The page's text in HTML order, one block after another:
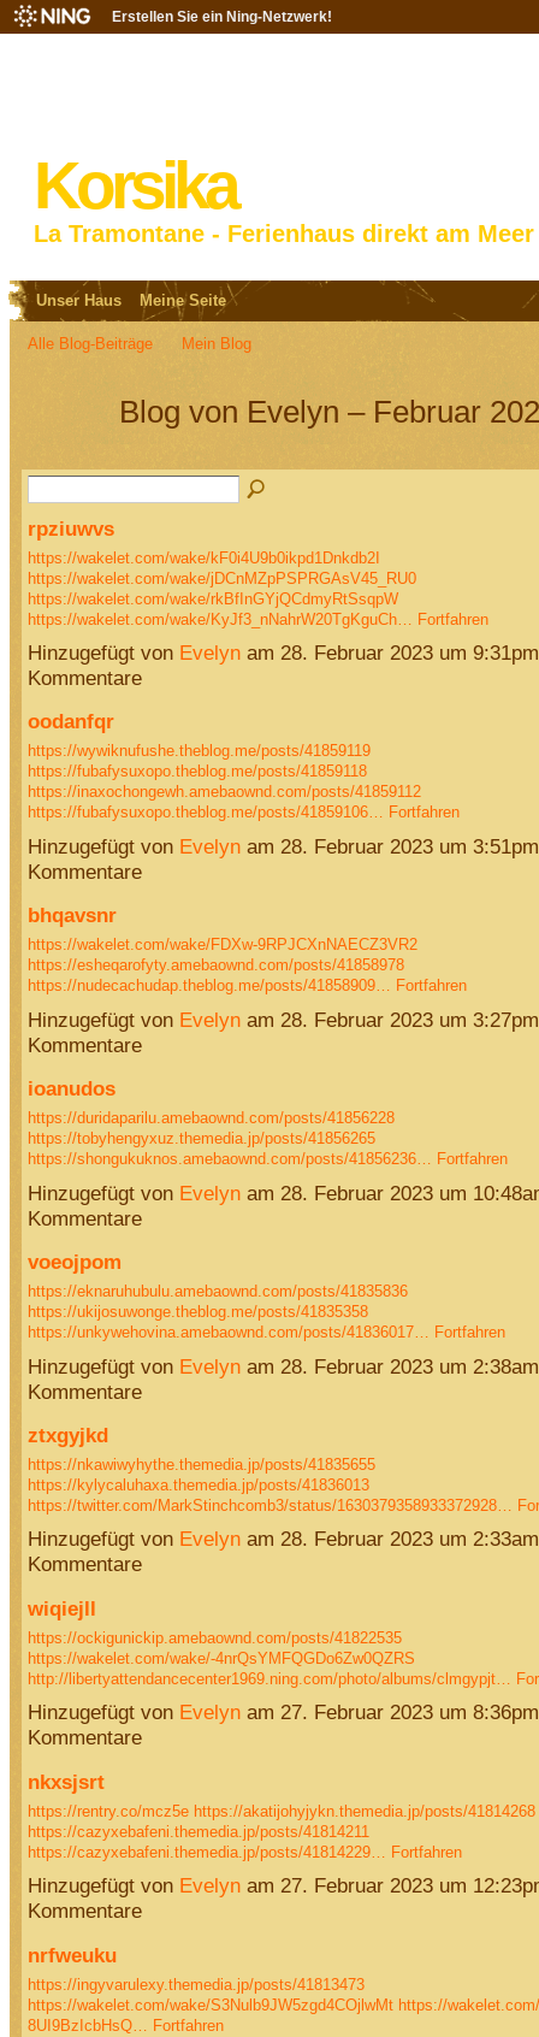
Erstellen Sie ein Ning-Netzwerk!
Korsika
La Tramontane - Ferienhaus direkt am Meer
Unser Haus Meine Seite
Alle Blog-Beiträge Mein Blog
Blog von Evelyn – Februar
rpziuwvs
https://wakelet.com/wake/kF0i4U9b0ikpd1Dnkdb2I
https://wakelet.com/wake/jDCnMZpPSPRGAsV45_RU0
https://wakelet.com/wake/rkBfInGYjQCdmyRtSsqpW
https://wakelet.com/wake/KyJf3_nNahrW20TgKguCh…
Fortfahren
Hinzugefügt von Evelynam 28. Februar 2023 um
Kommentare
oodanfqr
https://wywiknufushe.theblog.me/posts/41859119
https://fubafysuxopo.theblog.me/posts/41859118
https://inaxochongewh.amebaownd.com/posts/41859112
https://fubafysuxopo.theblog.me/posts/41859106… Fortfahren
Hinzugefügt von Evelynam 28. Februar 2023 um
Kommentare
bhqavsnr
https://wakelet.com/wake/FDXw-9RPJCXnNAECZ3VR2
https://esheqarofyty.amebaownd.com/posts/41858978
https://nudecachudap.theblog.me/posts/41858909… Fortfahren
Hinzugefügt von Evelynam 28. Februar 2023 um
Kommentare
ioanudos
https://duridaparilu.amebaownd.com/posts/41856228
https://tobyhengyxuz.themedia.jp/posts/41856265
https://shongukuknos.amebaownd.com/posts/41856236… Fortfahren
Hinzugefügt von Evelynam 28. Februar 2023 um
Kommentare
voeojpom
https://eknaruhubulu.amebaownd.com/posts/41835836
https://ukijosuwonge.theblog.me/posts/41835358
https://unkywehovina.amebaownd.com/posts/41836017… Fortfahren
Hinzugefügt von Evelynam 28. Februar 2023 um
Kommentare
ztxgyjkd
https://nkawiwyhythe.themedia.jp/posts/41835655
https://kylycaluhaxa.themedia.jp/posts/41836013
https://twitter.com/MarkStinchcomb3/status/1630379358933372928…
Hinzugefügt von Evelynam 28. Februar 2023 um
Kommentare
wiqiejll
https://ockigunickip.amebaownd.com/posts/41822535
https://wakelet.com/wake/-4nrQsYMFQGDo6Zw0QZRS
http://libertyattendancecenter1969.ning.com/photo/albums/clmgypjt…
Hinzugefügt von Evelynam 27. Februar 2023 um
Kommentare
nkxsjsrt
https://rentry.co/mcz5e https://akatijohyjykn.themedia.jp/posts/41814268
https://cazyxebafeni.themedia.jp/posts/41814211
https://cazyxebafeni.themedia.jp/posts/41814229… Fortfahren
Hinzugefügt von Evelynam 27. Februar 2023 um
Kommentare
nrfweuku
https://ingyvarulexy.themedia.jp/posts/41813473
https://wakelet.com/wake/S3Nulb9JW5zgd4COjlwMt https://
8UI9BzIcbHsQ… Fortfahren